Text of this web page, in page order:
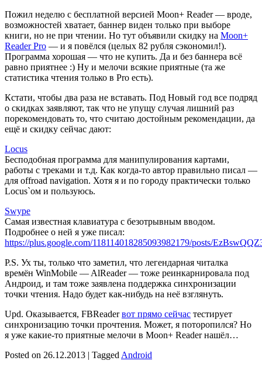
Пожил неделю с бесплатной версией Moon+ Reader — вроде,
возможностей хватает, баннер виден только при выборе
книги, но не при чтении. Но тут объявили скидку на Moon+
Reader Pro — и я повёлся (целых 82 рубля сэкономил!).
Программа хорошая — что не купить. Да и без баннера всё
равно приятнее :) Ну и мелочи всякие приятные (та же
статистика чтения только в Pro есть).
Кстати, чтобы два раза не вставать. Под Новый год все подряд
о скидках заявляют, так что не упущу случая лишний раз
порекомендовать то, что считаю достойным рекомендации, да
ещё и скидку сейчас дают:
Locus
Бесподобная программа для манипулирования картами,
работы с треками и т.д. Как когда-то автор правильно писал —
для offroad navigation. Хотя я и по городу практически только
Locus`ом и пользуюсь.
Swype
Самая известная клавиатура с безотрывным вводом.
Подробнее о ней я уже писал:
https://plus.google.com/118114018285093982179/posts/
P.S. Ух ты, только что заметил, что легендарная читалка
времён WinMobile — AlReader — тоже реинкарнировала под
Андроид, и там тоже заявлена поддержка синхронизации
точки чтения. Надо будет как-нибудь на неё взглянуть.
Upd. Оказывается, FBReaderвот прямо сейчас тестирует
синхронизацию точки прочтения. Может, я поторопился? Но
я уже какие-то приятные мелочи в Moon+ Reader нашёл…
Posted on 26.12.2013 | Tagged Android